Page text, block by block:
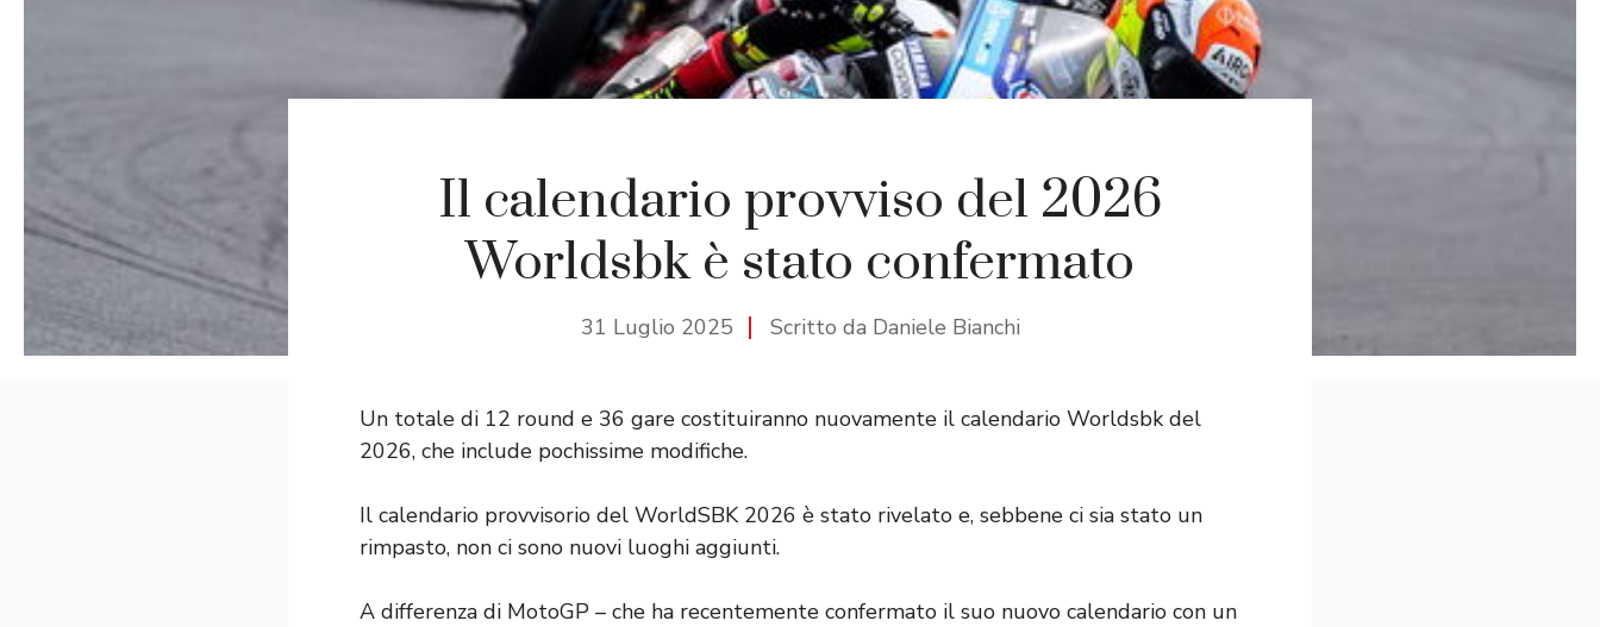
Il calendario provviso del 2026
Worldsbk è stato confermato
31 Luglio 2025 Scritto da Daniele Bianchi
Un totale di 12 round e 36 gare costituiranno nuovamente il calendario Worldsbk del
2026, che include pochissime modifiche.
Il calendario provvisorio del WorldSBK 2026 è stato rivelato e, sebbene ci sia stato un
rimpasto, non ci sono nuovi luoghi aggiunti.
A differenza di MotoGP – che ha recentemente confermato il suo nuovo calendario con un